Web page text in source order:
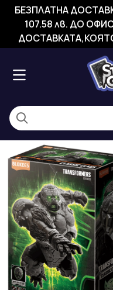
БЕЗПЛАТНА
107.58 лв. ДО